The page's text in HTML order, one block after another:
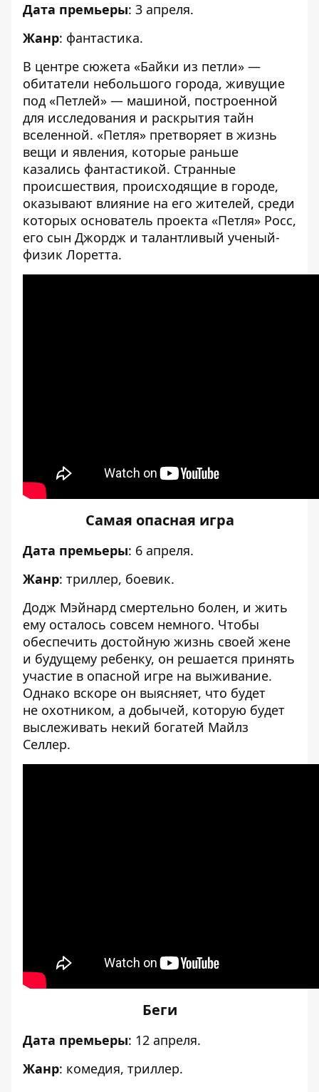
Дата премьеры: 3 апреля.
Жанр: фантастика.
В центре сюжета «Байки из петли» —
обитатели небольшого города, живущие
под «Петлей» — машиной, построенной
для исследования и раскрытия тайн
вселенной. «Петля» претворяет в жизнь
вещи и явления, которые раньше
казались фантастикой. Странные
происшествия, происходящие в городе,
оказывают влияние на его жителей, среди
которых основатель проекта «Петля» Росс,
его сын Джордж и талантливый ученый-
физик Лоретта.
Самая опасная игра
Дата премьеры: 6 апреля.
Жанр: триллер, боевик.
Додж Мэйнард смертельно болен, и жить
ему осталось совсем немного. Чтобы
обеспечить достойную жизнь своей жене
и будущему ребенку, он решается принять
участие в опасной игре на выживание.
Однако вскоре он выясняет, что будет
не охотником, а добычей, которую будет
выслеживать некий богатей Майлз
Селлер.
Беги
Дата премьеры: 12 апреля.
Жанр: комедия, триллер.